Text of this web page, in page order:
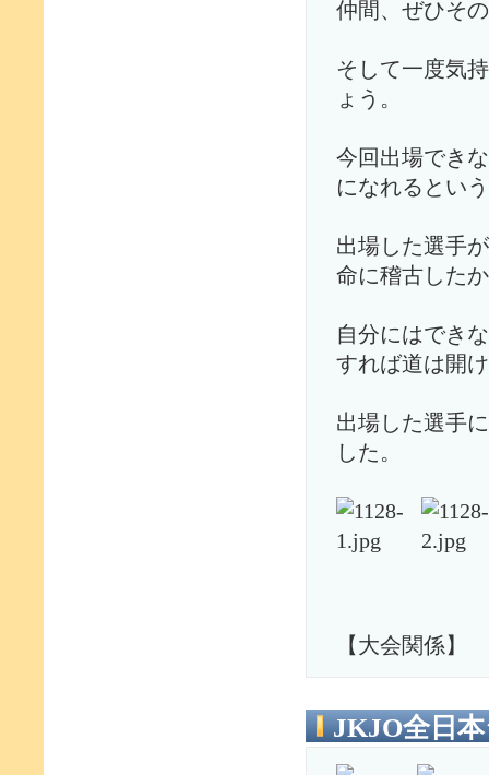
仲間、ぜひそ
そして一度気
ょう。
今回出場でき
になれるとい
出場した選手
命に稽古した
自分にはでき
すれば道は開
出場した選手
した。
【大会関係】
JKJO全日